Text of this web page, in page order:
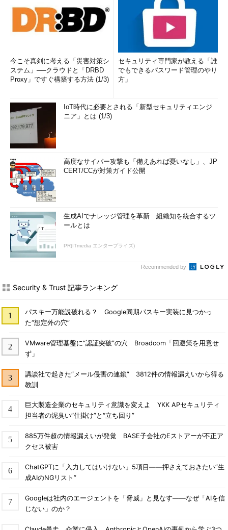
今こそ真剣に考える「災害対策シ
ステム」──クラウドと「DRBD
Proxy」ですぐ構築する方法 (1/3)
セキュリティ専門家が教える「誰
でもできるパスワード管理のやり
方」
IoT時代に必要とされる「新型セキュリティエンジ
ニア」とは (1/3)
高度なサイバー攻撃も「備えあれば憂いなし」、JP
CERT/CCが対策ガイド公開
生成AIでナレッジ管理を革新 組織知を統合するツ
ールとは
PR(ITmedia エンタープライズ)
Recommended by
Security & Trust 記事ランキング
パスキー万能説破れる？ Google同期パスキー実装に見つかっ
た“想定外の穴”
VMware管理基盤に“認証突破”の穴 Broadcom「回避策を用意せ
ず」
講談社で起きた“メール侵害の連鎖” 3812件の情報漏えいから得る
教訓
巨大製造企業のセキュリティ意識を変えよ YKK APセキュリティ
担当者の泥臭い“仕掛け”と“立ち回り”
885万件超の情報漏えいが発覚 BASE子会社のEストアーが不正ア
クセス被害
ChatGPTに「入力してはいけない」5項目――押さえておきたい“生
成AIのNGリスト”
Googleは社内のエージェントを「脅威」と見なす――なぜ「AIを信
じない」のか？